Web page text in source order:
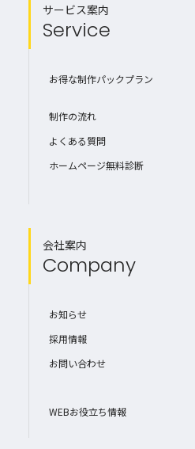
サービス案内
Service
お得な制作パックプラン
制作の流れ
よくある質問
ホームページ無料診断
会社案内
Company
お知らせ
採用情報
お問い合わせ
WEBお役立ち情報